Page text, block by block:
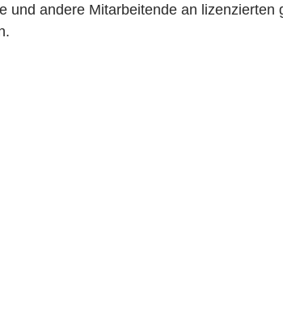
andere Mitarbeitende an lizenzierten